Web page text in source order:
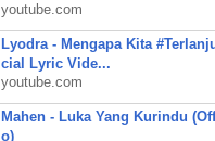
youtube.com
Lyodra - Mengapa Kita
cial Lyric Vide...
youtube.com
Mahen - Luka Yang Kurindu
o)